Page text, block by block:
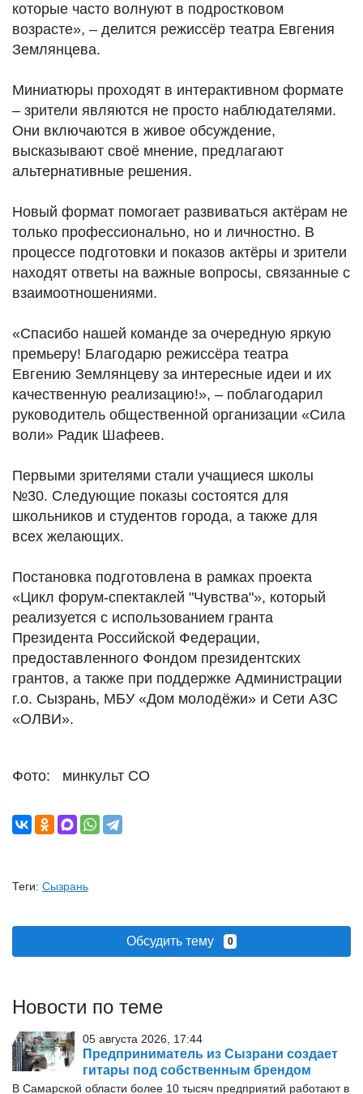
которые часто волнуют в подростковом
возрасте», – делится режиссёр театра Евгения
Землянцева.
Миниатюры проходят в интерактивном формате
– зрители являются не просто наблюдателями.
Они включаются в живое обсуждение,
высказывают своё мнение, предлагают
альтернативные решения.
Новый формат помогает развиваться актёрам не
только профессионально, но и личностно. В
процессе подготовки и показов актёры и зрители
находят ответы на важные вопросы, связанные с
взаимоотношениями.
«Спасибо нашей команде за очередную яркую
премьеру! Благодарю режиссёра театра
Евгению Землянцеву за интересные идеи и их
качественную реализацию!», – поблагодарил
руководитель общественной организации «Сила
воли» Радик Шафеев.
Первыми зрителями стали учащиеся школы
№30. Следующие показы состоятся для
школьников и студентов города, а также для
всех желающих.
Постановка подготовлена в рамках проекта
«Цикл форум-спектаклей "Чувства"», который
реализуется с использованием гранта
Президента Российской Федерации,
предоставленного Фондом президентских
грантов, а также при поддержке Администрации
г.о. Сызрань, МБУ «Дом молодёжи» и Сети АЗС
«ОЛВИ».
Фото: минкульт СО
Теги: Сызрань
Обсудить тему 0
Новости по теме
05 августа 2026, 17:44
Предприниматель из Сызрани создает
гитары под собственным брендом
В Самарской области более 10 тысяч предприятий работают в